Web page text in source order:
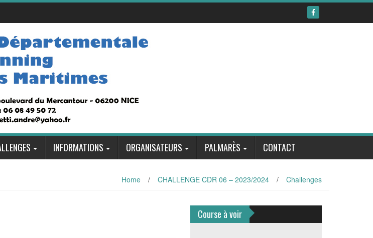
INFORMATIONS ORGANISATEURS PALMARÈS CONTACT
Home / CHALLENGE CDR 06 – 2023/2024 / Challenges
Course à voir